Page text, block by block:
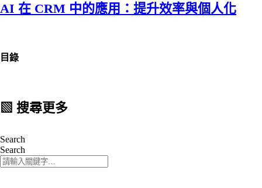
AI 在 CRM 中的應用：提升效率與個人化
目錄
▧ 搜尋更多
Search
Search